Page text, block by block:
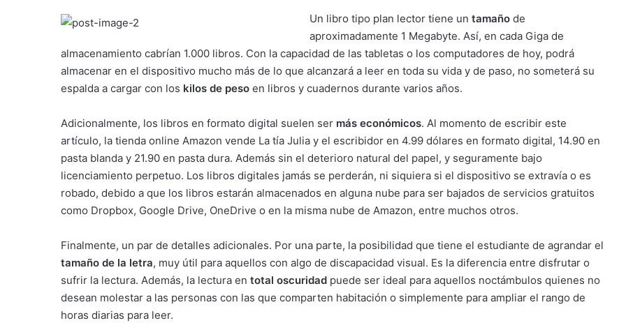
Un libro tipo plan lector tiene untamaño de
aproximadamente 1 Megabyte. Así, en cada Giga de
almacenamiento cabrían 1.000 libros. Con la capacidad de las tabletas o los computadores de hoy, podrá
almacenar en el dispositivo mucho más de lo que alcanzará a leer en toda su vida y de paso, no someterá su
espalda a cargar con los kilos de peso en libros y cuadernos durante varios años.
Adicionalmente, los libros en formato digital suelen ser más económicos. Al momento de escribir este
artículo, la tienda online Amazon vende La tía Julia y el escribidor en 4.99 dólares en formato digital, 14.90 en
pasta blanda y 21.90 en pasta dura. Además sin el deterioro natural del papel, y seguramente bajo
licenciamiento perpetuo. Los libros digitales jamás se perderán, ni siquiera si el dispositivo se extravía o es
robado, debido a que los libros estarán almacenados en alguna nube para ser bajados de servicios gratuitos
como Dropbox, Google Drive, OneDrive o en la misma nube de Amazon, entre muchos otros.
Finalmente, un par de detalles adicionales. Por una parte, la posibilidad que tiene el estudiante de agrandar el
tamaño de la letra, muy útil para aquellos con algo de discapacidad visual. Es la diferencia entre disfrutar o
sufrir la lectura. Además, la lectura en total oscuridad puede ser ideal para aquellos noctámbulos quienes no
desean molestar a las personas con las que comparten habitación o simplemente para ampliar el rango de
horas diarias para leer.